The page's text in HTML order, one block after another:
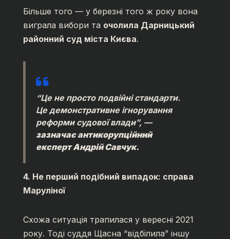
Більше того — у березні того ж року вона
виграла вибори та очолила Дарницький
районний суд міста Києва.
“Це не просто подвійні стандарти.
Це демонстративне ігнорування
реформи судової влади”, —
зазначає антикорупційний
експерт Андрій Савчук.
4. Не перший подібний випадок: справа
Маруліної
Схожа ситуація трапилася у вересні 2021
року. Тоді суддя Щасна “відбілила” іншу